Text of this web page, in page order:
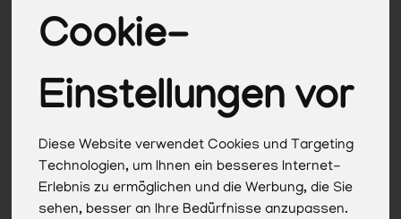
Cookie-
Einstellungen vor
Diese Website verwendet Cookies und Targeting
Technologien, um Ihnen ein besseres Internet-
Erlebnis zu ermöglichen und die Werbung, die Sie
sehen, besser an Ihre Bedürfnisse anzupassen.
*Alle Preise in Euro (€) inkl. gesetzlicher
optionaler Servicegebühren. Weitere Informationen
finden Siehier.